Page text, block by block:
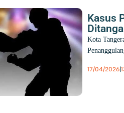
Kasus
Kota
17/04/2026 |